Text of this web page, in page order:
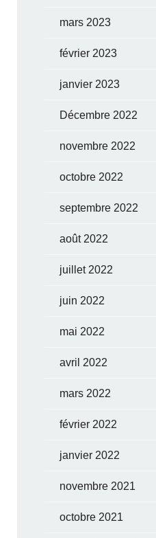
mars 2023
février 2023
janvier 2023
Décembre 2022
novembre 2022
octobre 2022
septembre 2022
août 2022
juillet 2022
juin 2022
mai 2022
avril 2022
mars 2022
février 2022
janvier 2022
novembre 2021
octobre 2021